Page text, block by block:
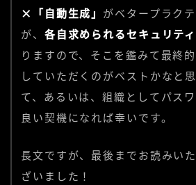
×「自動生成」 がベタープラク
が、 各自求められるセキュリテ
りますので、そこを鑑みて最終
していただくのがベストかなと
て、あるいは、組織としてパス
良い契機になれば幸いです。
長文ですが、最後までお読みい
ざいました！